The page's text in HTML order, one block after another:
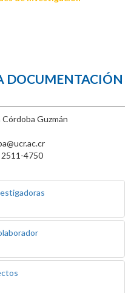
DOCUMENTACIÓN
Córdoba Guzmán
4750